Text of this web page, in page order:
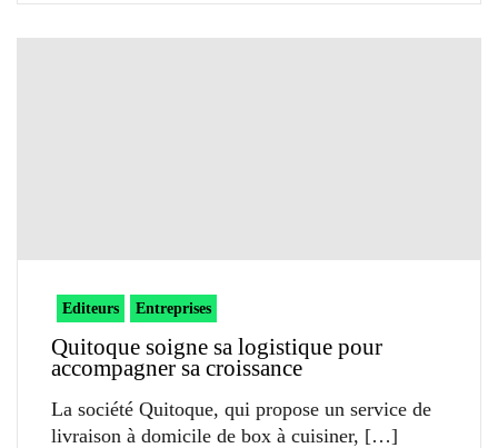
Editeurs Entreprises
Quitoque soigne sa logistique pour
accompagner sa croissance
La société Quitoque, qui propose un service de
livraison à domicile de box à cuisiner,